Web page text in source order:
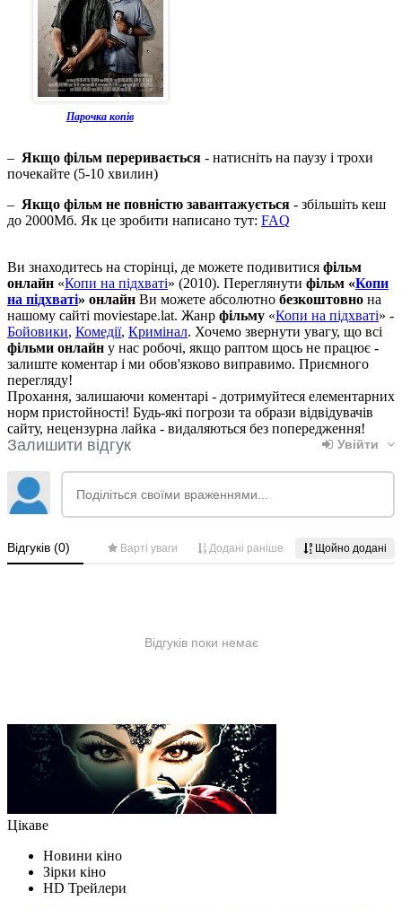
Парочка копів
– Якщо фільм переривається - натисніть на паузу і трохи
почекайте (5-10 хвилин)
– Якщо фільм не повністю завантажується - збільшіть кеш
до 2000Мб. Як це зробити написано тут: FAQ
Ви знаходитесь на сторінці, де можете подивитися фільм
онлайн «Копи на підхваті» (2010). Переглянути фільм «Копи
на підхваті» онлайн Ви можете абсолютно безкоштовно на
нашому сайті moviestape.lat. Жанр фільму «Копи на підхваті» -
Бойовики, Комедії, Кримінал. Хочемо звернути увагу, що всі
фільми онлайн у нас робочі, якщо раптом щось не працює -
залиште коментар і ми обов'язково виправимо. Приємного
перегляду!
Прохання, залишаючи коментарі - дотримуйтеся елементарних
норм пристойності! Будь-які погрози та образи відвідувачів
сайту, нецензурна лайка - видаляються без попередження!
Цікаве
Новини кіно
Зірки кіно
HD Трейлери